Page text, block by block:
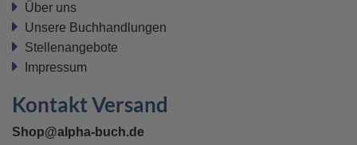
Über uns
Unsere Buchhandlungen
Stellenangebote
Impressum
Kontakt Versand
Shop@alpha-buch.de